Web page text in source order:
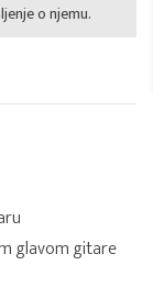
o njemu.
glavom gitare